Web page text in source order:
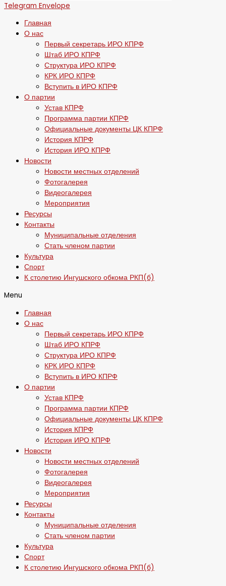
Telegram Envelope
Главная
О нас
Первый секретарь ИРО КПРФ
Штаб ИРО КПРФ
Структура ИРО КПРФ
КРК ИРО КПРФ
Вступить в ИРО КПРФ
О партии
Устав КПРФ
Программа партии КПРФ
Официальные документы ЦК КПРФ
История КПРФ
История ИРО КПРФ
Новости
Новости местных отделений
Фотогалерея
Видеогалерея
Мероприятия
Ресурсы
Контакты
Муниципальные отделения
Стать членом партии
Культура
Спорт
К столетию Ингушского обкома РКП(б)
Menu
Главная
О нас
Первый секретарь ИРО КПРФ
Штаб ИРО КПРФ
Структура ИРО КПРФ
КРК ИРО КПРФ
Вступить в ИРО КПРФ
О партии
Устав КПРФ
Программа партии КПРФ
Официальные документы ЦК КПРФ
История КПРФ
История ИРО КПРФ
Новости
Новости местных отделений
Фотогалерея
Видеогалерея
Мероприятия
Ресурсы
Контакты
Муниципальные отделения
Стать членом партии
Культура
Спорт
К столетию Ингушского обкома РКП(б)